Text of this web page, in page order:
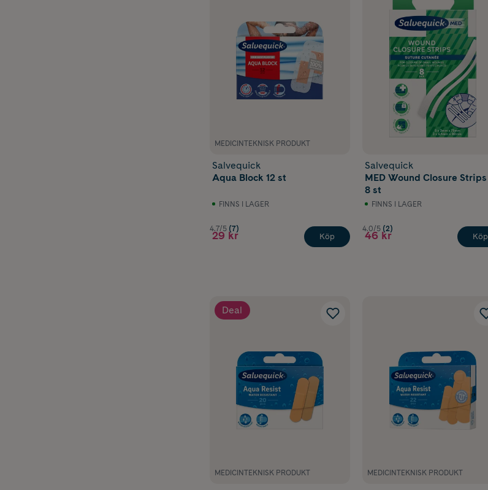
MEDICINTEKNISK PRODUKT
Salvequick
Aqua Block 12 st
FINNS I LAGER
4.7/5 (7)
29 kr Köp
Salvequick
MED Wound Closure Strips
8 st
FINNS I LAGER
4.0/5 (2)
46 kr Köp
Deal
MEDICINTEKNISK PRODUKT MEDICINTEKNISK PRODUKT